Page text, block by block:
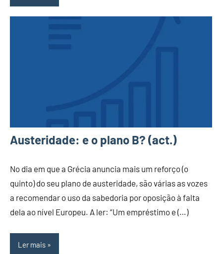
Austeridade: e o plano B? (act.)
No dia em que a Grécia anuncia mais um reforço (o
quinto) do seu plano de austeridade, são várias as vozes
a recomendar o uso da sabedoria por oposição à falta
dela ao nível Europeu. A ler: “Um empréstimo e (…)
Ler mais